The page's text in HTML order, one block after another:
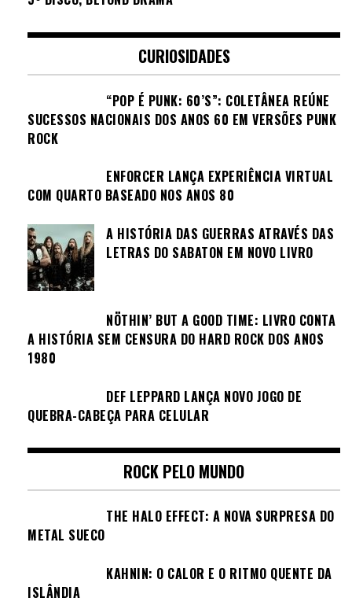
CURIOSIDADES
“POP É PUNK: 60’S”: COLETÂNEA REÚNE
SUCESSOS NACIONAIS DOS ANOS 60 EM VERSÕES PUNK
ROCK
ENFORCER LANÇA EXPERIÊNCIA VIRTUAL
COM QUARTO BASEADO NOS ANOS 80
A HISTÓRIA DAS GUERRAS ATRAVÉS DAS
LETRAS DO SABATON EM NOVO LIVRO
NÖTHIN’ BUT A GOOD TIME: LIVRO CONTA
A HISTÓRIA SEM CENSURA DO HARD ROCK DOS ANOS
1980
DEF LEPPARD LANÇA NOVO JOGO DE
QUEBRA-CABEÇA PARA CELULAR
ROCK PELO MUNDO
THE HALO EFFECT: A NOVA SURPRESA DO
METAL SUECO
KAHNIN: O CALOR E O RITMO QUENTE DA
ISLÂNDIA